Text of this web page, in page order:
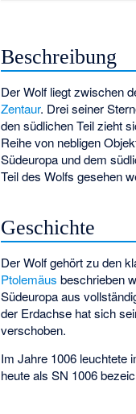
Beschreibung
Der Wolf liegt zwischen
Zentaur. Drei seiner
den südlichen Teil zieht
Reihe von nebligen
Südeuropa und dem
Teil des Wolfs gesehen
Geschichte
Der Wolf gehört zu den
Ptolemäus beschrieben
Südeuropa aus
der Erdachse hat sich
verschoben.
Im Jahre 1006 leuchtete
heute alsSN 1006